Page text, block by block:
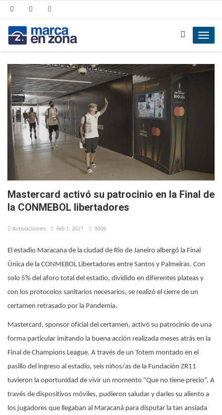
Mastercard activó su patrocinio en la Final de
la CONMEBOL libertadores
Activaciones Feb 1, 2021 9006
El estadio Maracana de la ciudad de Rio de Janeiro albergó la Final
Única de la CONMEBOL Libertadores entre Santos y Palmeiras. Con
solo 5% del aforo total del estadio, dividido en diferentes plateas y
con los protocolos sanitarios necesarios, se realizó el cierre de un
certamen retrasado por la Pandemia.
Mastercard, sponsor oficial del certamen, activó su patrocinio de una
forma particular imitando la buena acción realizada meses atrás en la
Final de Champions League. A través de un Totem montado en el
pasillo del ingreso al estadio, seis niños/as de la Fundación ZR11
tuvieron la oportunidad de vivir un momento “Que no tiene precio”. A
través de dispositivos móviles, pudieron saludar y darles su aliento a
los jugadores que llegaban al Maracaná para disputar la tan ansiada